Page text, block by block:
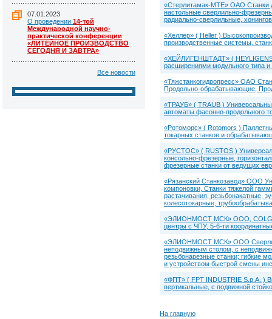
07.01.2023
О проведении 14-той
Международной научно-
практической конференции
«ЛИТЕЙНОЕ ПРОИЗВОДСТВО
СЕГОДНЯ И ЗАВТРА»
Все новости
«Стерлитамак-МТЕ» ОАО Станки
настольные сверлильно-
радиально-сверлильные,
«Хеллер» ( Heller )
производственные системы,
«ХЕЙЛИГЕНШТАДТ» (
расширениями модульного типа
«Тяжстанкогидропресс» ОАО
Продольно-обрабатывающие,
«ТРАУБ» ( TRAUB )
автоматы фасонно-продольного
«Ротоморс» ( Rotomors )
токарных станков и
«РУСТОС» ( RUSTOS )
консольно-фрезерные,
фрезерные станки от ведущих
«Рязанский Станкозавод» ООО
компоновки, Станки тяжелой
растачивания, резьбонакатные,
колесотокарные,
«ЭЛИОНМОСТ МСК» ООО,
центры с ЧПУ, 5-6-ти
«ЭЛИОНМОСТ МСК» ООО
неподвижным столом, с
резьбонарезные станки; гибкие
и устройством быстрой смены
«ФПТ» ( FPT INDUSTRIE S.p.A. )
вертикальные, с подвижной
На главную